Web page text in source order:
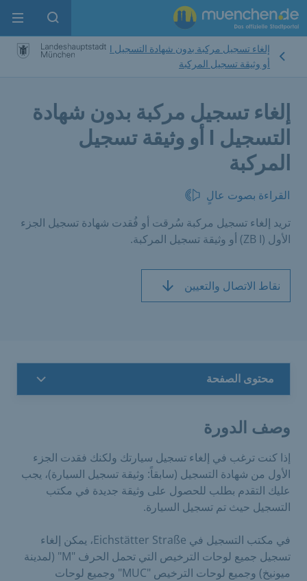
search
إلغاء تسجيل مركبة بدون شهادة التسجيل I
أو وثيقة تسجيل المركبة
إلغاء تسجيل مركبة بدون شهادة
التسجيل I أو وثيقة تسجيل
المركبة
القراءة بصوت عالٍ
تريد إلغاء تسجيل مركبة سُرقت أو فُقدت شهادة تسجيل الجزء
الأول (ZB I) أو وثيقة تسجيل المركبة.
نقاط الاتصال والتعيين
محتوى الصفحة
وصف الدورة
إذا كنت ترغب في إلغاء تسجيل سيارتك ولكنك فقدت الجزء
الأول من شهادة التسجيل (سابقاً: وثيقة تسجيل السيارة)، يجب
عليك التقدم بطلب للحصول على وثيقة جديدة في مكتب
التسجيل حيث تم تسجيل السيارة.
في مكتب التسجيل في Eichstätter Straße، يمكن إلغاء
تسجيل جميع لوحات الترخيص التي تحمل الحرف "M" (لمدينة
ميونيخ) وجميع لوحات الترخيص "MUC" وجميع لوحات